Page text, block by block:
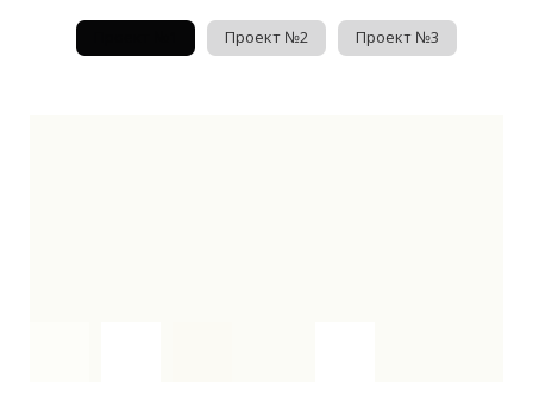
Проект №2 Проект №3